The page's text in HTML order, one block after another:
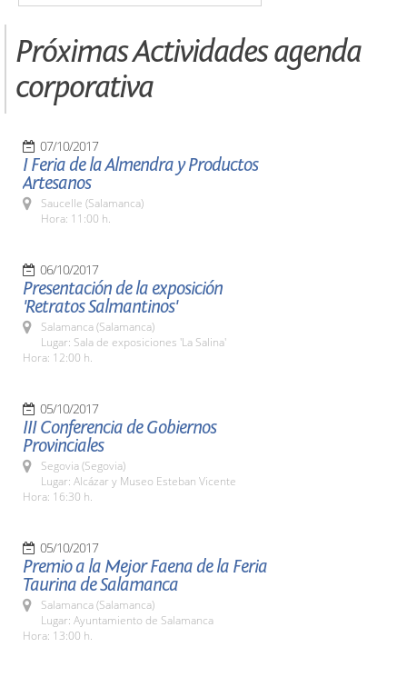
Próximas Actividades agenda
corporativa
07/10/2017
I Feria de la Almendra y Productos
Artesanos
Saucelle (Salamanca)
Hora: 11:00 h.
06/10/2017
Presentación de la exposición
'Retratos Salmantinos'
Salamanca (Salamanca)
Lugar: Sala de exposiciones 'La Salina'
Hora: 12:00 h.
05/10/2017
III Conferencia de Gobiernos
Provinciales
Segovia (Segovia)
Lugar: Alcázar y Museo Esteban Vicente
Hora: 16:30 h.
05/10/2017
Premio a la Mejor Faena de la Feria
Taurina de Salamanca
Salamanca (Salamanca)
Lugar: Ayuntamiento de Salamanca
Hora: 13:00 h.